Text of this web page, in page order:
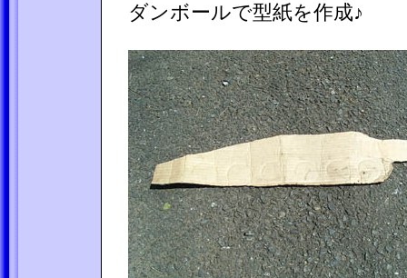
ダンボールで型紙を作成♪